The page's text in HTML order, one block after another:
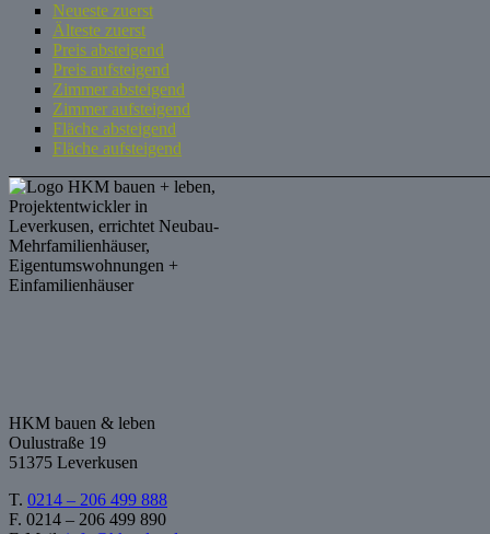
Neueste zuerst
Älteste zuerst
Preis absteigend
Preis aufsteigend
Zimmer absteigend
Zimmer aufsteigend
Fläche absteigend
Fläche aufsteigend
HKM bauen & leben
Oulustraße 19
51375 Leverkusen
T. 0214 – 206 499 888
F. 0214 – 206 499 890